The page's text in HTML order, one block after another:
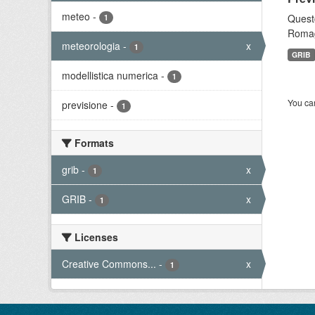
meteo - 1
meteorologia - 1 x
modellistica numerica - 1
previsione - 1
Formats
grib - 1 x
GRIB - 1 x
Licenses
Creative Commons... - 1 x
GRIB
You